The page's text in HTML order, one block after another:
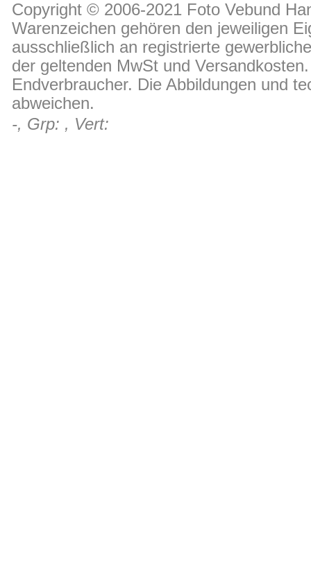
Copyright © 2006-2021 Foto Vebund
Warenzeichen gehören den jeweiligen
ausschließlich an registrierte
der geltenden MwSt und
Endverbraucher. Die Abbildungen und
abweichen.
-, Grp: , Vert: